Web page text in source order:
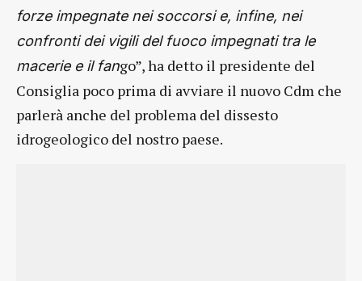
forze impegnate nei soccorsi e, infine, nei
confronti dei vigili del fuoco impegnati tra le
macerie e il fango”, ha detto il presidente del
Consiglia poco prima di avviare il nuovo Cdm che
parlerà anche del problema del dissesto
idrogeologico del nostro paese.